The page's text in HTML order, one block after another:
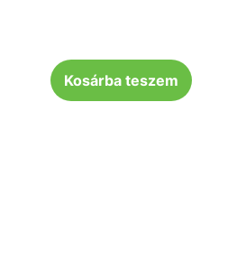
Kosárba teszem